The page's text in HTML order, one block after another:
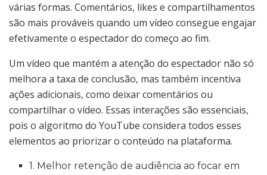
várias formas. Comentários, likes e compartilhamentos
são mais prováveis quando um vídeo consegue engajar
efetivamente o espectador do começo ao fim.
Um vídeo que mantém a atenção do espectador não só
melhora a taxa de conclusão, mas também incentiva
ações adicionais, como deixar comentários ou
compartilhar o vídeo. Essas interações são essenciais,
pois o algoritmo do YouTube considera todos esses
elementos ao priorizar o conteúdo na plataforma.
1. Melhor retenção de audiência ao focar em